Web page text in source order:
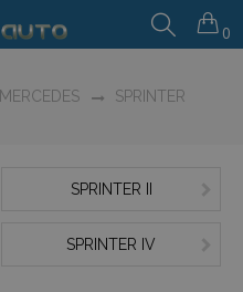
0
MERCEDES SPRINTER
SPRINTER II
SPRINTER IV